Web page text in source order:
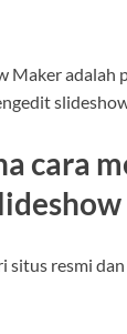
Maker adalah
cara
situs resmi